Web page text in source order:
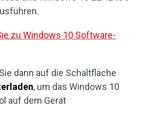
zu Windows 10 Software-
dann auf die Schaltfläche
, um das Windows 10
auf dem Gerät